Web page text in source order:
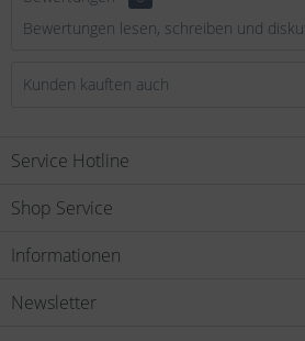
Bewertungen lesen, schreiben und
Kunden kauften auch
Service Hotline
Shop Service
Informationen
Newsletter